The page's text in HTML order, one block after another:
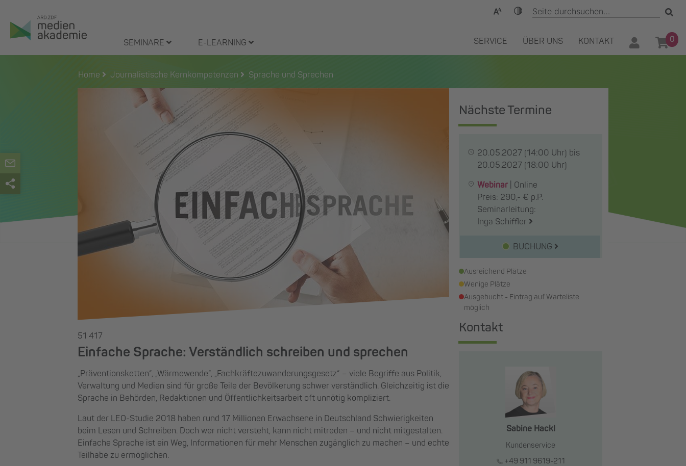
Inhalt
springen
SEMINARE E-LEARNING SERVICE ÜBER UNS KONTAKT 0
Home Journalistische Kernkompetenzen Sprache und Sprechen
51 417
Einfache Sprache: Verständlich schreiben und sprechen
„Präventionsketten“, „Wärmewende“, „Fachkräftezuwanderungsgesetz“ – viele Begriffe aus Politik,
Verwaltung und Medien sind für große Teile der Bevölkerung schwer verständlich. Gleichzeitig ist die
Sprache in Behörden, Redaktionen und Öffentlichkeitsarbeit oft unnötig kompliziert.
Laut der LEO-Studie 2018 haben rund 17 Millionen Erwachsene in Deutschland Schwierigkeiten
beim Lesen und Schreiben. Doch wer nicht versteht, kann nicht mitreden – und nicht mitgestalten.
Einfache Sprache ist ein Weg, Informationen für mehr Menschen zugänglich zu machen – und echte
Teilhabe zu ermöglichen.
Nächste Termine
20.05.2027 (14:00 Uhr) bis
20.05.2027 (18:00 Uhr)
Webinar
Online
Preis: 290,- € p.P.
Seminarleitung:
Inga Schiffler
BUCHUNG
Ausreichend Plätze
Wenige Plätze
Ausgebucht - Eintrag auf Warteliste
möglich
Kontakt
Sabine Hackl
Kundenservice
+49 911 9619-211